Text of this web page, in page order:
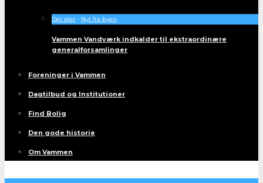
Det sker • Nyt fra byen
Vammen Vandværk indkalder til ekstraordinære
generalforsamlinger
Foreninger i Vammen
Dagtilbud og Institutioner
Find Bolig
Den gode historie
Om Vammen